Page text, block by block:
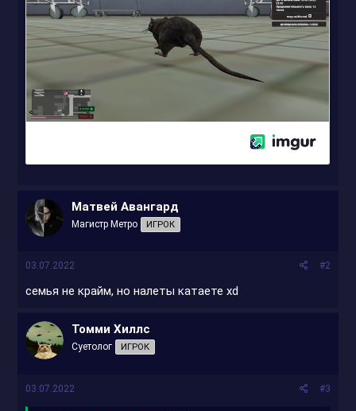
Матвей Авангард
Магистр Метро ИГРОК
03.07.2022 #2
семья не крайм, но налеты катаете xd
Томми Хиллс
Суетолог ИГРОК
03.07.2022 #3